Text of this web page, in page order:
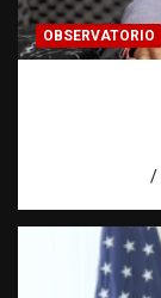
OBSERVATORIO